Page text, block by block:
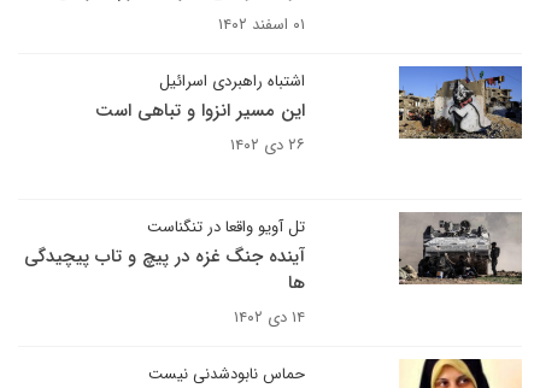
۰۱ اسفند ۱۴۰۲
اشتباه راهبردی اسرائیل
این مسیر انزوا و تباهی است
۲۶ دی ۱۴۰۲
تل آویو واقعا در تنگناست
آینده جنگ غزه در پیچ و تاب پیچیدگی
ها
۱۴ دی ۱۴۰۲
حماس نابودشدنی نیست